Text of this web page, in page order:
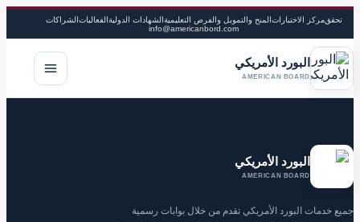
تحققمركز الاختباراتالمنح والتمويل والفرص التعليميةالشهادات الدوليةالفعالياتالشراكات
info@americanbord.com
البورد الأمريكي
AMERICAN BOARD
البورد الأمريكي
AMERICAN BOARD
جميع خدمات البورد الأمريكي تقدم من خلال بوابات رسمية